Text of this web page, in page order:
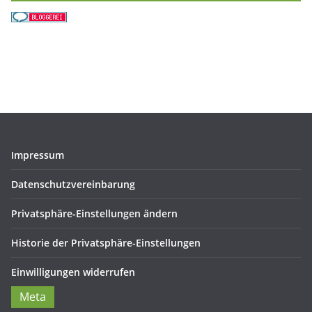
Impressum
Datenschutzvereinbarung
Privatsphäre-Einstellungen ändern
Historie der Privatsphäre-Einstellungen
Einwilligungen widerrufen
Meta